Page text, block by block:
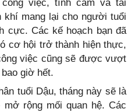
việc, tình cảm và tài
mang lại cho người tuổi
cực. Các kế hoạch bạn đã
cơ hội trở thành hiện thực,
việc cũng sẽ được vượt
giờ hết.
tuổi Dậu, tháng này sẽ là
rộng mối quan hệ. Các